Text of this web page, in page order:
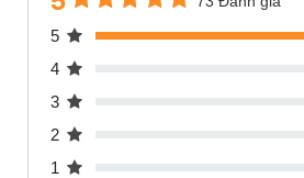
5
4
3
2
1